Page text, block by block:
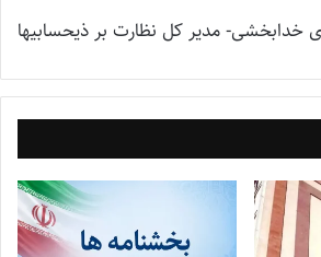
خدابخشی- مدیر کل نظارت بر ذیحسابیها